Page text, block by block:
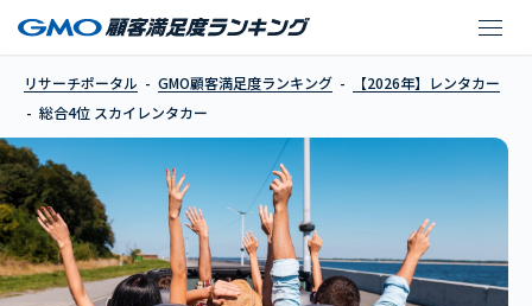
リサーチポータル GMO顧客満足度ランキング
【2026年】レンタカー
総合4位 スカイレンタカー